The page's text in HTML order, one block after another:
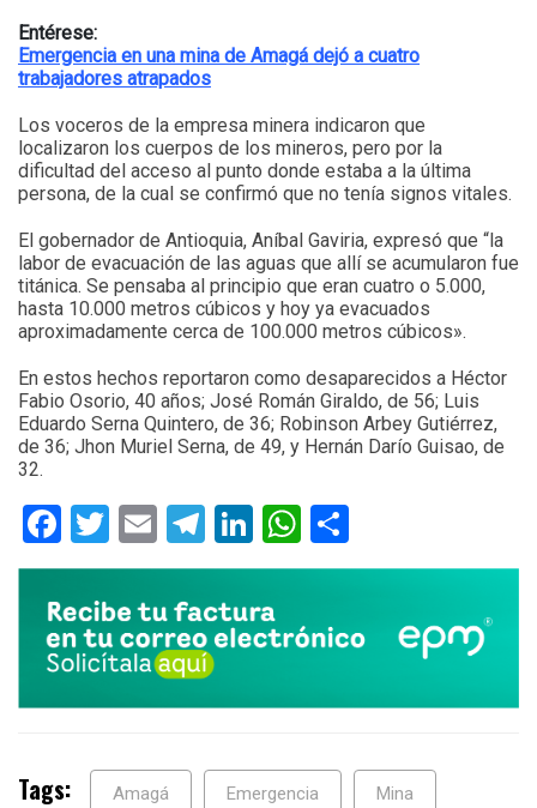
Entérese:
Emergencia en una mina de Amagá dejó a cuatro
trabajadores atrapados
Los voceros de la empresa minera indicaron que
localizaron los cuerpos de los mineros, pero por la
dificultad del acceso al punto donde estaba a la última
persona, de la cual se confirmó que no tenía signos vitales.
El gobernador de Antioquia, Aníbal Gaviria, expresó que “la
labor de evacuación de las aguas que allí se acumularon fue
titánica. Se pensaba al principio que eran cuatro o 5.000,
hasta 10.000 metros cúbicos y hoy ya evacuados
aproximadamente cerca de 100.000 metros cúbicos».
En estos hechos reportaron como desaparecidos a Héctor
Fabio Osorio, 40 años; José Román Giraldo, de 56; Luis
Eduardo Serna Quintero, de 36; Robinson Arbey Gutiérrez,
de 36; Jhon Muriel Serna, de 49, y Hernán Darío Guisao, de
32.
Facebook
Twitter
EmailTelegram
LinkedIn
WhatsApp
Tags: Amagá Emergencia Mina